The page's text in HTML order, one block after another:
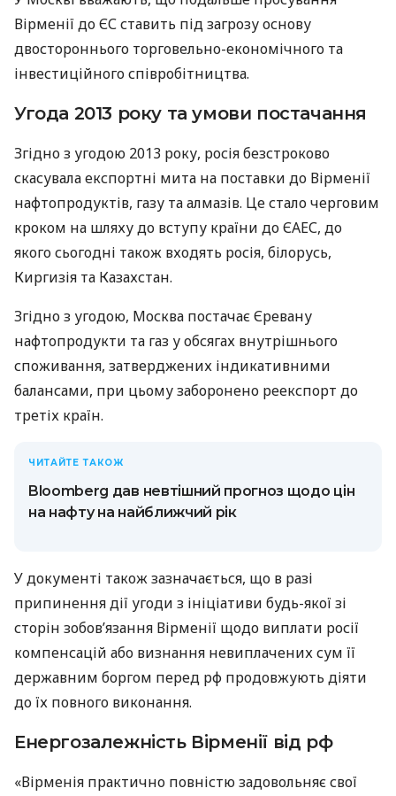
Вірменії до ЄС ставить під загрозу основу
двостороннього торговельно-економічного та
інвестиційного співробітництва.
Угода 2013 року та умови постачання
Згідно з угодою 2013 року, росія безстроково
скасувала експортні мита на поставки до Вірменії
нафтопродуктів, газу та алмазів. Це стало черговим
кроком на шляху до вступу країни до ЄАЕС, до
якого сьогодні також входять росія, білорусь,
Киргизія та Казахстан.
Згідно з угодою, Москва постачає Єревану
нафтопродукти та газ у обсягах внутрішнього
споживання, затверджених індикативними
балансами, при цьому заборонено реекспорт до
третіх країн.
ЧИТАЙТЕ ТАКОЖ
Bloomberg дав невтішний прогноз щодо цін
на нафту на найближчий рік
У документі також зазначається, що в разі
припинення дії угоди з ініціативи будь-якої зі
сторін зобов’язання Вірменії щодо виплати росії
компенсацій або визнання невиплачених сум її
державним боргом перед рф продовжують діяти
до їх повного виконання.
Енергозалежність Вірменії від рф
«Вірменія практично повністю задовольняє свої